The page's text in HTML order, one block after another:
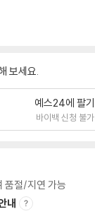
보세요.
예스24에 팔기
바이백 신청 불가
품절/지연 가능
내